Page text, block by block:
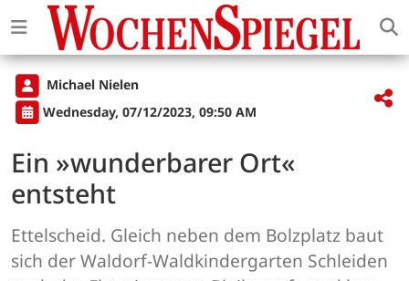
Michael Nielen
Wednesday, 07/12/2023, 09:50 AM
Ein »wunderbarer Ort«
entsteht
Ettelscheid. Gleich neben dem Bolzplatz baut
sich der Waldorf-Waldkindergarten Schleiden